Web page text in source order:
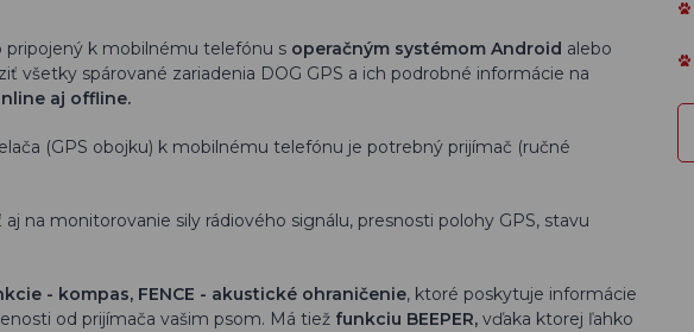
k mobilnému telefónu s operačným systémom Android alebo
všetky spárované zariadenia DOG GPS a ich podrobné informácie na
aj offline.
(GPS obojku) k mobilnému telefónu je potrebný prijímač (ručné
na monitorovanie sily rádiového signálu, presnosti polohy GPS, stavu
- kompas, FENCE - akustické ohraničenie, ktoré poskytuje informácie
od prijímača vašim psom. Má tiež funkciu BEEPER, vďaka ktorej ľahko